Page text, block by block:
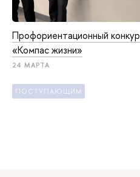
Профориентационный
«Компас жизни»
24 МАРТА
ПОСТУПАЮЩИМ